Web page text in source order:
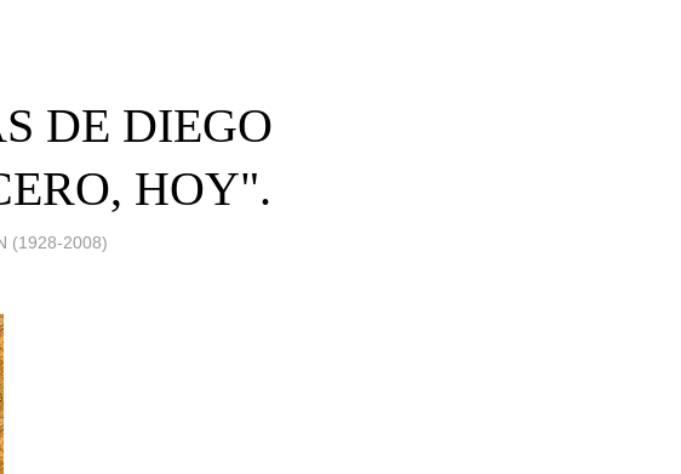
DE DIEGO
HOY".
(1928-2008)